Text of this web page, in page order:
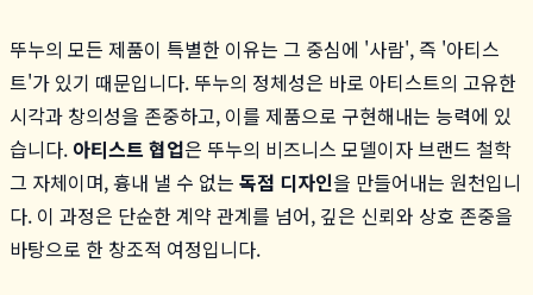
뚜누의 모든 제품이 특별한 이유는 그 중심에 '사람', 즉 '아티스
트'가 있기 때문입니다. 뚜누의 정체성은 바로 아티스트의 고유한
시각과 창의성을 존중하고, 이를 제품으로 구현해내는 능력에 있
습니다. 아티스트 협업은 뚜누의 비즈니스 모델이자 브랜드 철학
그 자체이며, 흉내 낼 수 없는 독점 디자인을 만들어내는 원천입니
다. 이 과정은 단순한 계약 관계를 넘어, 깊은 신뢰와 상호 존중을
바탕으로 한 창조적 여정입니다.